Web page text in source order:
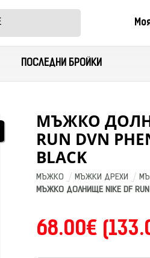
ПОСЛЕДНИ БРОЙКИ
МЪЖКО
RUN DVN
BLACK
МЪЖКО МЪЖКИ ДРЕХИ
МЪЖКО ДОЛНИЩЕ NIKE DF RUN
68.00€